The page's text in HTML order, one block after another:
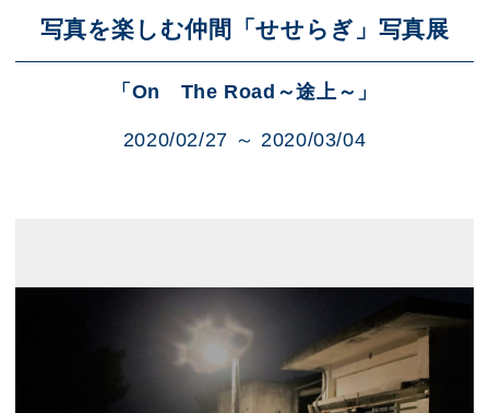
写真を楽しむ仲間「せせらぎ」写真展
「On The Road～途上～」
2020/02/27 ～ 2020/03/04
アクセス